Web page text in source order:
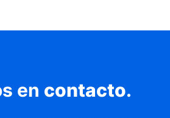
en contacto.